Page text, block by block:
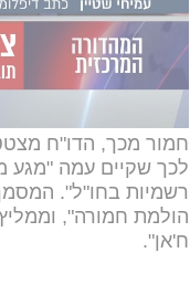
2023 והסלים עם
מינית כזו לעולם אינה
חמור מכך, הדו"ח
לכך שקיים עמה "מגע
רשמיות בחו"ל".
הולמת חמורה",
ח'אן".